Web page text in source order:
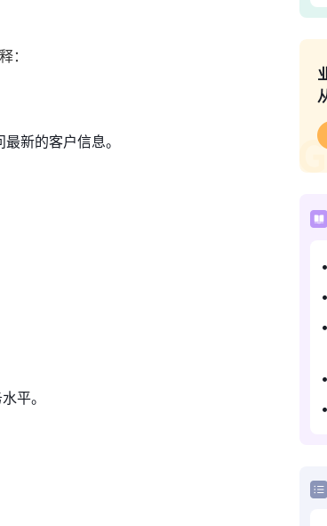
：
新的客户信息。
平。